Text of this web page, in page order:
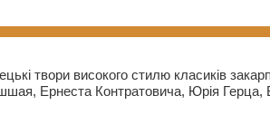
твори високого стилю класиків
Ернеста Контратовича, Юрія